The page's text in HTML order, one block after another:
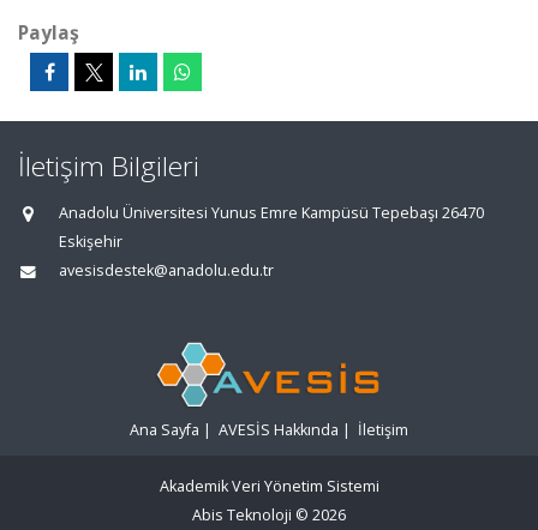
Paylaş
İletişim Bilgileri
Anadolu Üniversitesi Yunus Emre Kampüsü Tepebaşı 26470
Eskişehir
avesisdestek@anadolu.edu.tr
Ana Sayfa | AVESİS Hakkında | İletişim
Akademik Veri Yönetim Sistemi
Abis Teknoloji © 2026